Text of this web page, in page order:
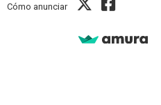
Cómo anunciar